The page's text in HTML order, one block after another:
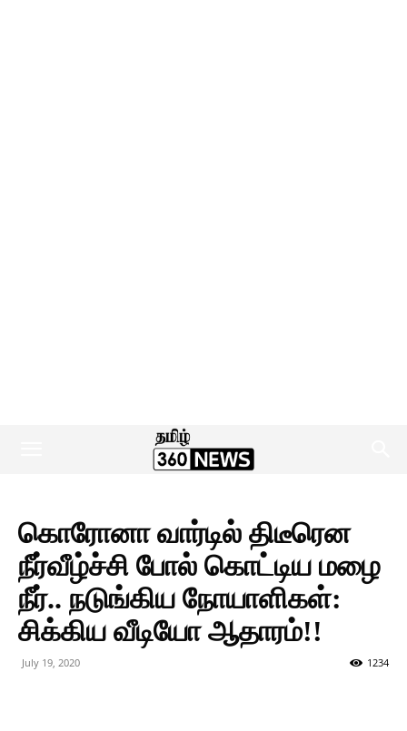
கொரோனா வார்டில் திடீரென
நீர்வீழ்ச்சி போல் கொட்டிய மழை
நீர்.. நடுங்கிய நோயாளிகள்:
சிக்கிய வீடியோ ஆதாரம்!!
July 19, 2020 1234